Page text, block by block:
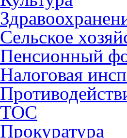
Сельское
Пенсионный
Налоговая
ТОС
Прокуратура